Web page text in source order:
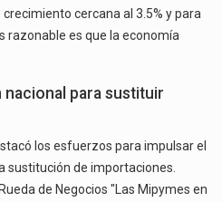
cercana al 3.5% y para
razonable es que la economía
para sustituir
los esfuerzos para impulsar el
sustitución de importaciones.
de Negocios "Las Mipymes en